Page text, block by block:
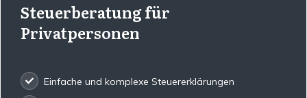
Steuerberatung für
Privatpersonen
Einfache und komplexe Steuererklärungen